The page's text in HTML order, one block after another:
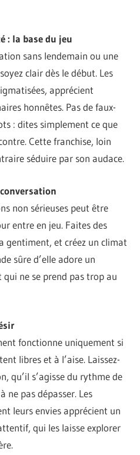
: la base du jeu
sans lendemain ou une
clair dès le début. Les
apprécient
honnêtes. Pas de faux-
: dites simplement ce que
Cette franchise, loin
séduire par son audace.
non sérieuses peut être
entre en jeu. Faites des
gentiment, et créez un climat
sûre d’elle adore un
ne se prend pas trop au
fonctionne uniquement si
libres et à l’aise. Laissez-
qu’il s’agisse du rythme de
ne pas dépasser. Les
leurs envies apprécient un
qui les laisse explorer